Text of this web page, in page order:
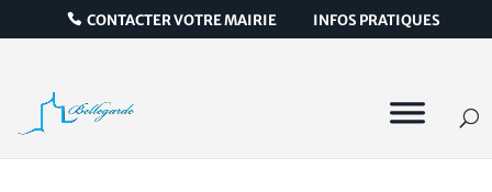
CONTACTER VOTRE MAIRIE INFOS PRATIQUES